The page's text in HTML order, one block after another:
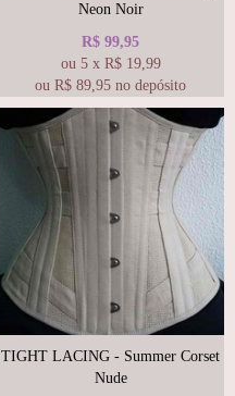
Neon Noir
R$ 99,95
ou 5 x R$ 19,99
ou R$ 89,95 no depósito
TIGHT LACING - Summer Corset
Nude